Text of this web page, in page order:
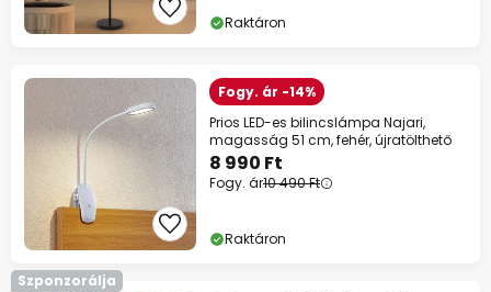
Raktáron
Fogy. ár -14%
Prios LED-es bilincslámpa Najari,
magasság 51 cm, fehér, újratölthető
8 990 Ft
Fogy. ár10 490 Ft
Raktáron
Szponzorálja